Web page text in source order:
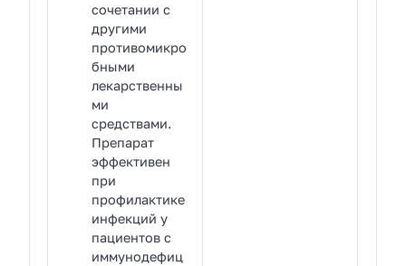
сочетании с
другими
противомикро
бными
лекарственны
ми
средствами.
Препарат
эффективен
при
профилактике
инфекций у
пациентов с
иммунодефиц